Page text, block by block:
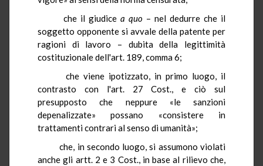
che il giudice a quo – nel dedurre che il
soggetto opponente si avvale della patente per
ragioni di lavoro – dubita della legittimità
costituzionale dell'art. 189, comma 6;
che viene ipotizzato, in primo luogo, il
contrasto con l'art. 27 Cost., e ciò sul
presupposto che neppure «le sanzioni
depenalizzate» possano «consistere in
trattamenti contrari al senso di umanità»;
che, in secondo luogo, si assumono violati
anche gli artt. 2 e 3 Cost., in base al rilievo che,